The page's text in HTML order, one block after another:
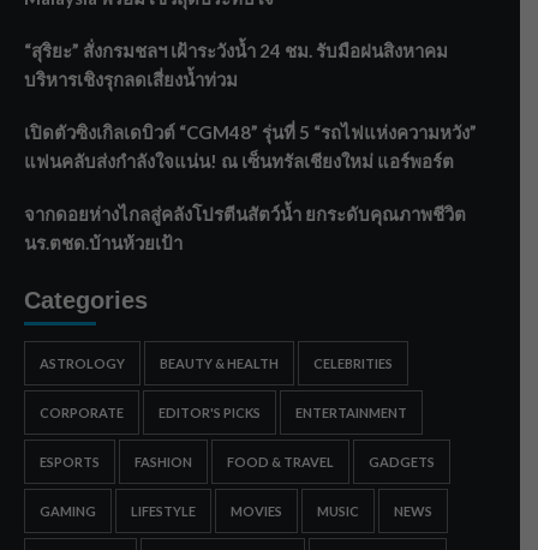
“สุริยะ” สั่งกรมชลฯ เฝ้าระวังน้ำ 24 ชม. รับมือฝนสิงหาคม
บริหารเชิงรุกลดเสี่ยงน้ำท่วม
เปิดตัวซิงเกิลเดบิวต์ “CGM48” รุ่นที่ 5 “รถไฟแห่งความหวัง”
แฟนคลับส่งกำลังใจแน่น! ณ เซ็นทรัลเชียงใหม่ แอร์พอร์ต
จากดอยห่างไกลสู่คลังโปรตีนสัตว์น้ำ ยกระดับคุณภาพชีวิต
นร.ตชด.บ้านห้วยเป้า
Categories
ASTROLOGY BEAUTY & HEALTH CELEBRITIES
CORPORATE EDITOR'S PICKS ENTERTAINMENT
ESPORTS FASHION FOOD & TRAVEL GADGETS
GAMING LIFESTYLE MOVIES MUSIC NEWS